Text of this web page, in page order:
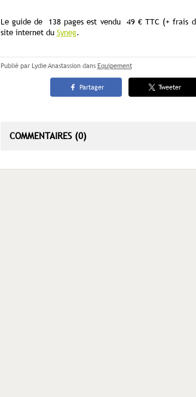
Le guide de 138 pages est vendu 49 € TTC (+ frais
site internet du Syneg.
Publié par Lydie Anastassion dans Equipement
Partager Tweeter
COMMENTAIRES (0)